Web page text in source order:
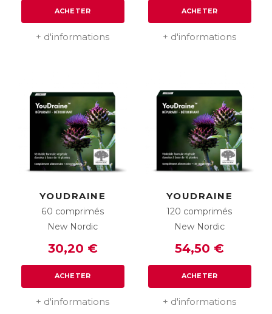
ACHETER
+ d'informations
ACHETER
+ d'informations
YOUDRAINE
60 comprimés
New Nordic
30,20 €
ACHETER
+ d'informations
YOUDRAINE
120 comprimés
New Nordic
54,50 €
ACHETER
+ d'informations